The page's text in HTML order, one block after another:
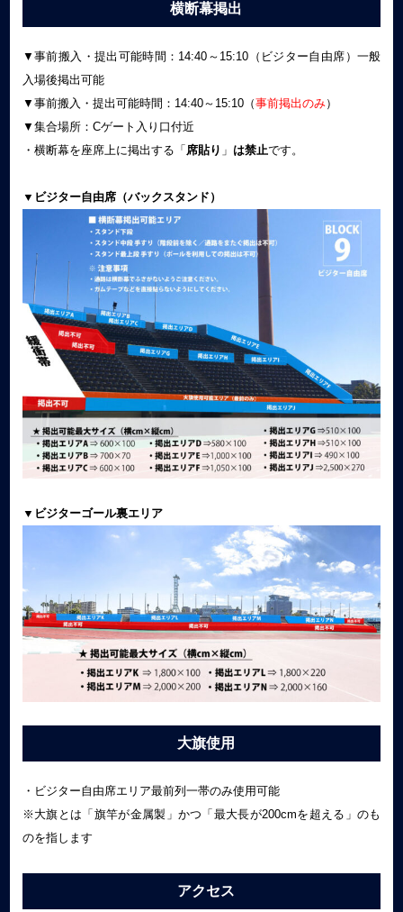
横断幕掲出
▼事前搬入・提出可能時間：14:40～15:10（ビジター自由席）一般
入場後掲出可能
▼事前搬入・提出可能時間：14:40～15:10（事前掲出のみ）
▼集合場所：Cゲート入り口付近
・横断幕を座席上に掲出する「席貼り 」 は禁止です。
▼ビジター自由席（バックスタンド）
▼ビジターゴール裏エリア
大旗使用
・ビジター自由席エリア最前列一帯のみ使用可能
※大旗とは「旗竿が金属製」かつ「最大長が200cmを超える」のも
のを指します
アクセス